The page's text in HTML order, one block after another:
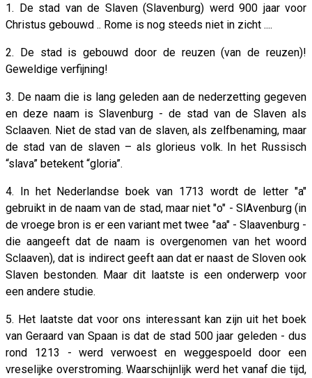
1. De stad van de Slaven (Slavenburg) werd 900 jaar voor
Christus gebouwd .. Rome is nog steeds niet in zicht ....
2. De stad is gebouwd door de reuzen (van de reuzen)!
Geweldige verfijning!
3. De naam die is lang geleden aan de nederzetting gegeven
en deze naam is Slavenburg - de stad van de Slaven als
Sclaaven. Niet de stad van de slaven, als zelfbenaming, maar
de stad van de slaven – als glorieus volk. In het Russisch
“slava” betekent “gloria”.
4. In het Nederlandse boek van 1713 wordt de letter "a"
gebruikt in de naam van de stad, maar niet "o" - SlAvenburg (in
de vroege bron is er een variant met twee "aa" - Slaavenburg -
die aangeeft dat de naam is overgenomen van het woord
Sclaaven), dat is indirect geeft aan dat er naast de Sloven ook
Slaven bestonden. Maar dit laatste is een onderwerp voor
een andere studie.
5. Het laatste dat voor ons interessant kan zijn uit het boek
van Geraard van Spaan is dat de stad 500 jaar geleden - dus
rond 1213 - werd verwoest en weggespoeld door een
vreselijke overstroming. Waarschijnlijk werd het vanaf die tijd,